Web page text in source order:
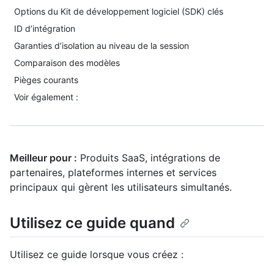
Options du Kit de développement logiciel (SDK) clés
ID d’intégration
Garanties d’isolation au niveau de la session
Comparaison des modèles
Pièges courants
Voir également :
Meilleur pour : Produits SaaS, intégrations de
partenaires, plateformes internes et services
principaux qui gèrent les utilisateurs simultanés.
Utilisez ce guide quand
Utilisez ce guide lorsque vous créez :